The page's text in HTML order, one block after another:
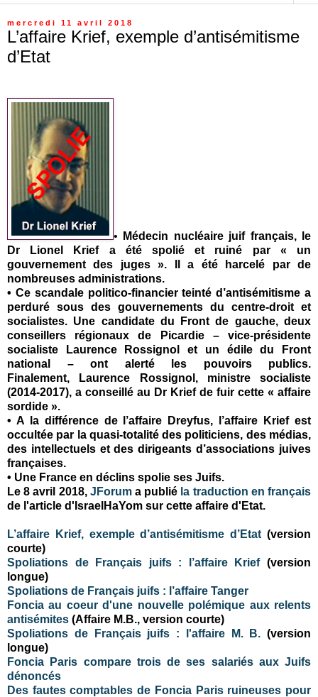
mercredi 11 avril 2018
L’affaire Krief, exemple d’antisémitisme
d’Etat
•
Médecin nucléaire juif français, le
Dr Lionel Krief a été spolié et ruiné par « un
gouvernement des juges ». Il a été harcelé par de
nombreuses administrations.
• Ce scandale politico-financier teinté d’antisémitisme a
perduré sous des gouvernements du centre-droit et
socialistes. Une candidate du Front de gauche, deux
conseillers régionaux de Picardie – vice-présidente
socialiste
Laurence Rossignol
et un édile du Front
national – ont alerté les pouvoirs publics.
Finalement,
Laurence Rossignol , ministre socialiste
(2014-2017), a conseillé au Dr Krief de fuir cette « affaire
sordide ».
• A la différence de l’affaire Dreyfus, l’affaire Krief est
occultée par la quasi-totalité des politiciens, des médias,
des intellectuels et des dirigeants d’associations juives
françaises.
• Une France en déclins spolie ses Juifs.
Le 8 avril 2018, JForuma publié la traduction en français
de l'article d'IsraelHaYom sur cette affaire d'Etat.
L’affaire Krief, exemple d’antisémitisme d’Etat (version
courte)
Spoliations de Français juifs : l’affaire Krief(version
longue)
Spoliations de Français juifs : l’affaire Tanger
Foncia au coeur d'une nouvelle polémique aux relents
antisémites (Affaire M.B., version courte)
Spoliations de Français juifs : l'affaire M. B. (version
longue)
Foncia Paris compare trois de ses salariés aux Juifs
dénoncés
Des fautes comptables de Foncia Paris ruineuses pour